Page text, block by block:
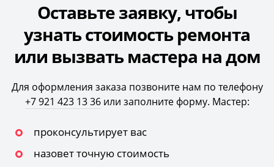
Оставьте заявку, чтобы
узнать стоимость ремонта
или вызвать мастера на дом
Для оформления заказа позвоните нам по телефону
+7 921 423 13 36или заполните форму. Мастер:
проконсультирует вас
назовет точную стоимость